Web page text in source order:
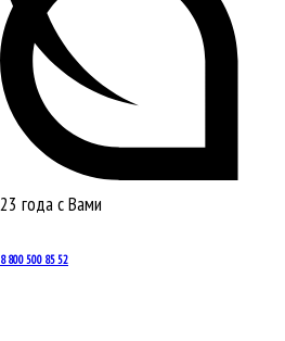
23 года с Вами
8 800 500 85 52